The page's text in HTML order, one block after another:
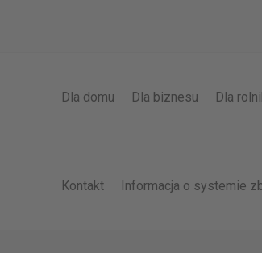
Dla domu Dla biznesu Dla
Kontakt Informacja o systemie